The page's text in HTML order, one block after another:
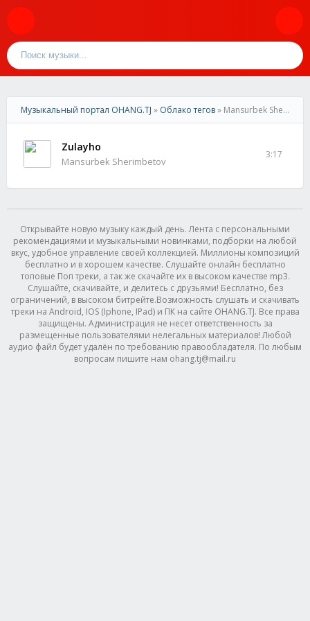
Музыкальный портал OHANG.TJ » Облако тегов» Mansurbek Sherimbetov
Zulayho
Mansurbek Sherimbetov
3:17
Открывайте новую музыку каждый день. Лента с персональными
рекомендациями и музыкальными новинками, подборки на любой
вкус, удобное управление своей коллекцией. Миллионы композиций
бесплатно и в хорошем качестве. Слушайте онлайн бесплатно
топовые Поп треки, а так же скачайте их в высоком качестве mp3.
Слушайте, скачивайте, и делитесь с друзьями! Бесплатно, без
ограничений, в высоком битрейте.Возможность слушать и скачивать
треки на Android, IOS (Iphone, IPad) и ПК на сайте OHANG.TJ. Все права
защищены. Администрация не несет ответственность за
размещенные пользователями нелегальных материалов! Любой
аудио файл будет удалён по требованию правообладателя. По любым
вопросам пишите нам ohang.tj@mail.ru